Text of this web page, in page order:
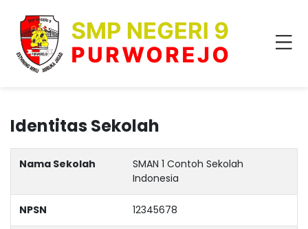
Identitas Sekolah
Nama Sekolah
SMAN 1 Contoh Sekolah
Indonesia
NPSN 12345678